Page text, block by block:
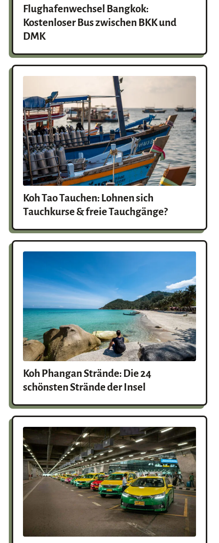
Flughafenwechsel Bangkok:
Kostenloser Bus zwischen BKK und
DMK
Koh Tao Tauchen: Lohnen sich
Tauchkurse & freie Tauchgänge?
Koh Phangan Strände: Die 24
schönsten Strände der Insel